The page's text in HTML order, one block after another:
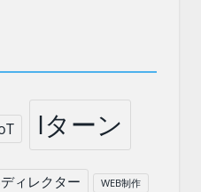
Iターン
ィレクター WEB制作